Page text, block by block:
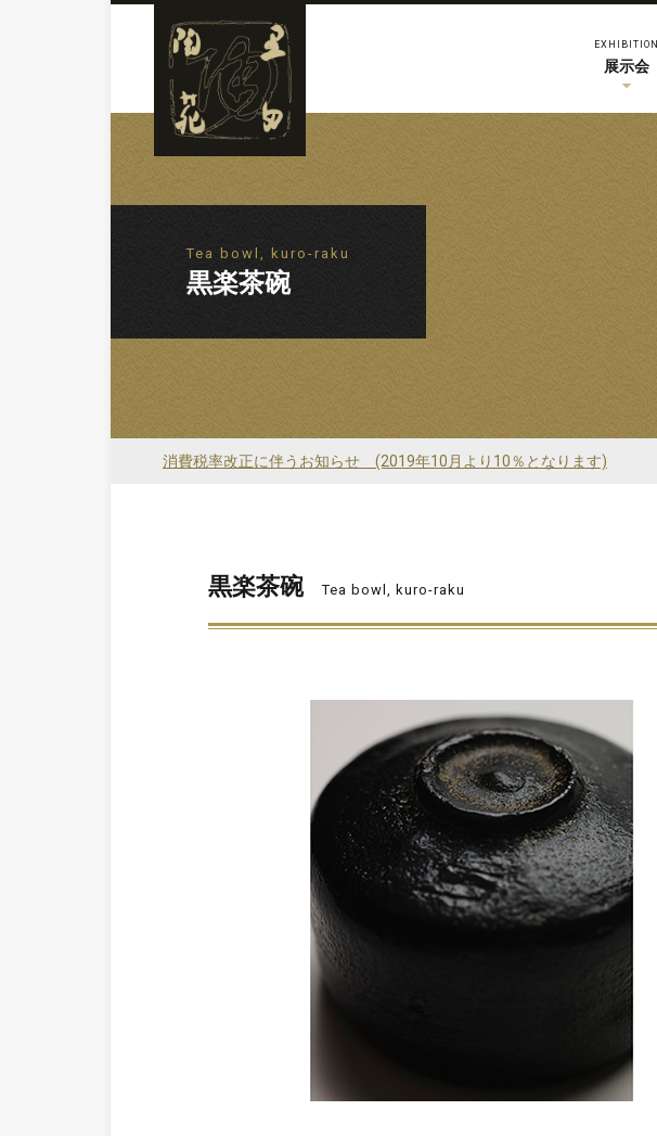
EXHIBITION
展示会
Tea bowl, kuro-raku
黒楽茶碗
消費税率改正に伴うお知らせ (2019年10月より10％となります)
黒楽茶碗 Tea bowl, kuro-raku